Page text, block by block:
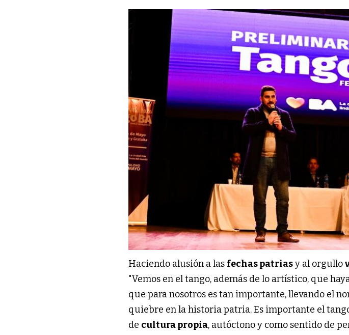
Haciendo alusión a las fechas patriasy al orgullo
"Vemos en el tango, además de lo artístico, que
que para nosotros es tan importante, llevando el
quiebre en la historia patria. Es importante el
de cultura propia, autóctono y como sentido de